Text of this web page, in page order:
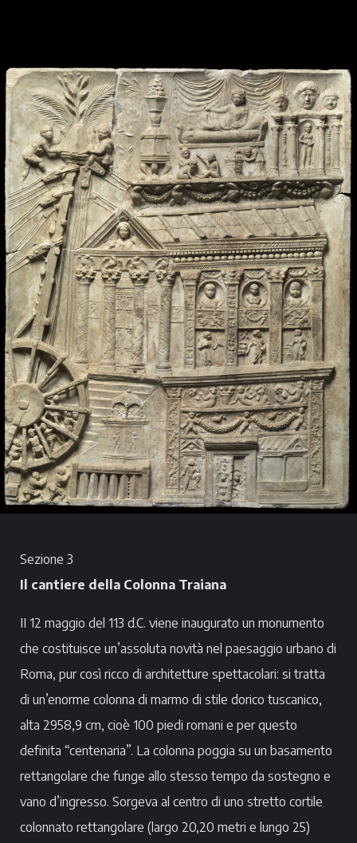
Sezione 3
Il cantiere della Colonna Traiana
II 12 maggio del 113 d.C. viene inaugurato un monumento
che costituisce un’assoluta novità nel paesaggio urbano di
Roma, pur così ricco di architetture spettacolari: si tratta
di un’enorme colonna di marmo di stile dorico tuscanico,
alta 2958,9 cm, cioè 100 piedi romani e per questo
definita “centenaria”. La colonna poggia su un basamento
rettangolare che funge allo stesso tempo da sostegno e
vano d’ingresso. Sorgeva al centro di uno stretto cortile
colonnato rettangolare (largo 20,20 metri e lungo 25)